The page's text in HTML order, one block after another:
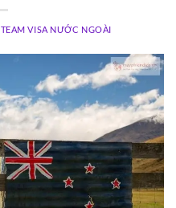
TEAM VISA NƯỚC NGOÀI